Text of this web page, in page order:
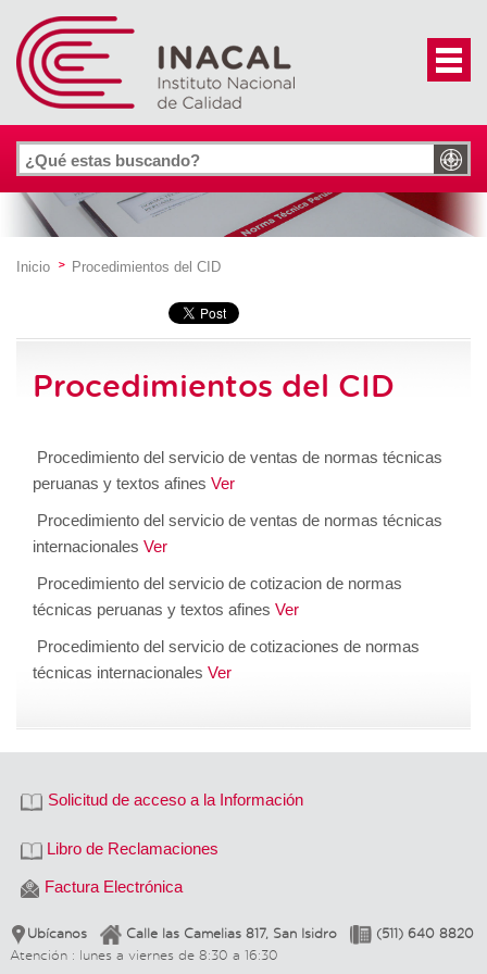
Inicio Procedimientos del CID
Procedimientos del CID
Procedimiento del servicio de ventas de normas técnicas
peruanas y textos afines Ver
Procedimiento del servicio de ventas de normas técnicas
internacionales Ver
Procedimiento del servicio de cotizacion de normas
técnicas peruanas y textos afines Ver
Procedimiento del servicio de cotizaciones de normas
técnicas internacionales Ver
Solicitud de acceso a la Información
Libro de Reclamaciones
Factura Electrónica
Ubícanos Calle las Camelias 817, San Isidro
(511) 640 8820
Atención : lunes a viernes de 8:30 a 16:30